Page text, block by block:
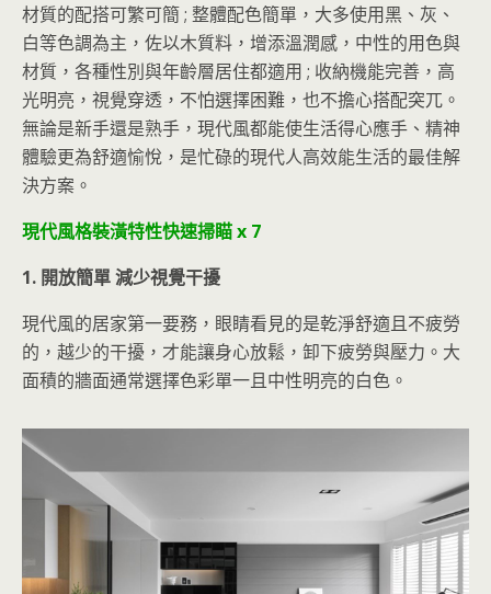
材質的配搭可繁可簡 ; 整體配色簡單，大多使用黑、灰、
白等色調為主，佐以木質料，增添溫潤感，中性的用色與
材質，各種性別與年齡層居住都適用 ; 收納機能完善，高
光明亮，視覺穿透，不怕選擇困難，也不擔心搭配突兀。
無論是新手還是熟手，現代風都能使生活得心應手、精神
體驗更為舒適愉悅，是忙碌的現代人高效能生活的最佳解
決方案。
現代風格裝潢特性快速掃瞄 x 7
1. 開放簡單 減少視覺干擾
現代風的居家第一要務，眼睛看見的是乾淨舒適且不疲勞
的，越少的干擾，才能讓身心放鬆，卸下疲勞與壓力。大
面積的牆面通常選擇色彩單一且中性明亮的白色。